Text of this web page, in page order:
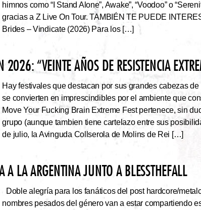
himnos como “I Stand Alone”, Awake”, “Voodoo” o
gracias a Z Live On Tour. TAMBIÉN TE PUEDE
Brides – Vindicate (2026) Para los […]
“VEINTE AÑOS DE RESISTENCIA
Hay festivales que destacan por sus grandes cabezas de
se convierten en imprescindibles por el ambiente que
Move Your Fucking Brain Extreme Fest pertenece, sin
grupo (aunque tambien tiene cartelazo entre sus
de julio, la Avinguda Collserola de Molins de Rei […]
A LA ARGENTINA JUNTO A BLESSTHEFALL
Doble alegría para los fanáticos del post hardcore/
nombres pesados del género van a estar compartiendo